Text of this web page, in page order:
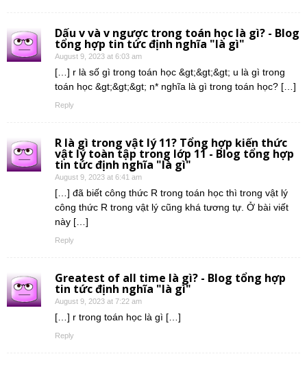
Dấu v và v ngược trong toán học là gì? - Blog
tổng hợp tin tức định nghĩa "là gì"
August 9, 2023 at 6:03 am
[…] r là số gì trong toán học &gt;&gt;&gt; u là gì trong
toán học &gt;&gt;&gt; n* nghĩa là gì trong toán học? […]
Reply
R là gì trong vật lý 11? Tổng hợp kiến thức
vật lý toàn tập trong lớp 11 - Blog tổng hợp
tin tức định nghĩa "là gì"
August 9, 2023 at 6:41 am
[…] đã biết công thức R trong toán học thì trong vật lý
công thức R trong vật lý cũng khá tương tự. Ở bài viết
này […]
Reply
Greatest of all time là gì? - Blog tổng hợp
tin tức định nghĩa "là gì"
August 9, 2023 at 7:22 am
[…] r trong toán học là gì […]
Reply